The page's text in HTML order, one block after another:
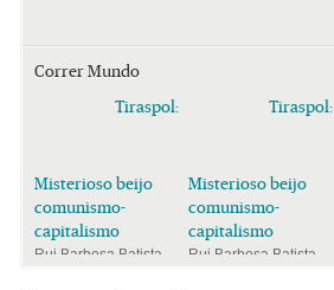
Correr Mundo
Tiraspol:
Misterioso beijo
comunismo-
capitalismo
Rui Barbosa Batista
Tiraspol:
Misterioso beijo
comunismo-
capitalismo
Rui Barbosa Batista